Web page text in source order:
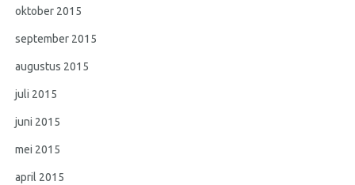
oktober 2015
september 2015
augustus 2015
juli 2015
juni 2015
mei 2015
april 2015